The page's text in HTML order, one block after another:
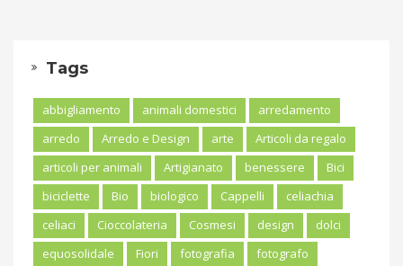
Tags
abbigliamento animali domestici
arredamento
arredo
Arredo e Design arte
Articoli da regalo
articoli per animali
Artigianato benessere
Bici
biciclette
Bio biologico Cappelli
celiachia
celiaci
Cioccolateria Cosmesi design
dolci
equosolidale
Fiori fotografia
fotografo